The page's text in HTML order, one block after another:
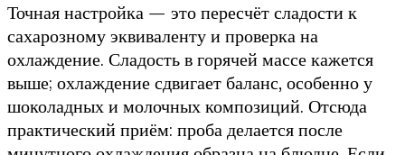
Точная настройка — это пересчёт сладости к
сахарозному эквиваленту и проверка на
охлаждение. Сладость в горячей массе кажется
выше; охлаждение сдвигает баланс, особенно у
шоколадных и молочных композиций. Отсюда
практический приём: проба делается после